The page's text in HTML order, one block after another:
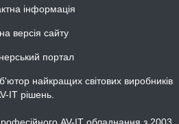
інформація
версія сайту
портал
найкращих світових виробників
IT рішень.
AV-IT обладнання з 2003